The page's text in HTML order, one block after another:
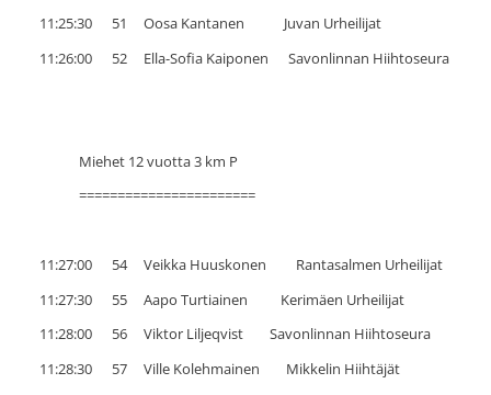
11:25:30 51 Oosa Kantanen Juvan Urheilijat
11:26:00 52 Ella-Sofia Kaiponen Savonlinnan Hiihtoseura
Miehet 12 vuotta 3 km P
=======================
11:27:00 54 Veikka Huuskonen Rantasalmen Urheilijat
11:27:30 55 Aapo Turtiainen Kerimäen Urheilijat
11:28:00 56 Viktor Liljeqvist Savonlinnan Hiihtoseura
11:28:30 57 Ville Kolehmainen Mikkelin Hiihtäjät